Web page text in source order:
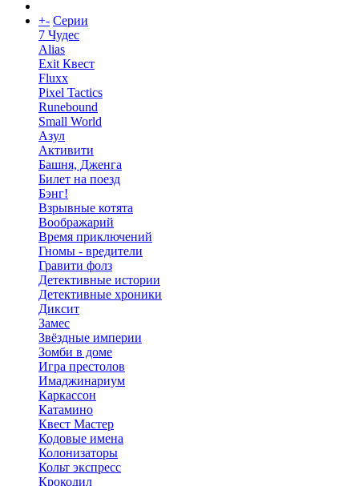
+- Серии
7 Чудес
Alias
Exit Квест
Fluxx
Pixel Tactics
Runebound
Small World
Азул
Активити
Башня, Дженга
Билет на поезд
Бэнг!
Взрывные котята
Воображарий
Время приключений
Гномы - вредители
Гравити фолз
Детективные истории
Детективные хроники
Диксит
Замес
Звёздные империи
Зомби в доме
Игра престолов
Имаджинариум
Каркассон
Катамино
Квест Мастер
Кодовые имена
Колонизаторы
Кольт экспресс
Крокодил